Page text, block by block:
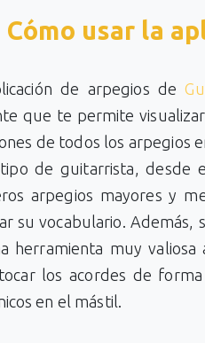
Cómo usar la
de arpegios de
que te permite
de todos los arpegios
de guitarrista, desde
arpegios mayores y
su vocabulario. Además,
herramienta muy
los acordes de
en el mástil.